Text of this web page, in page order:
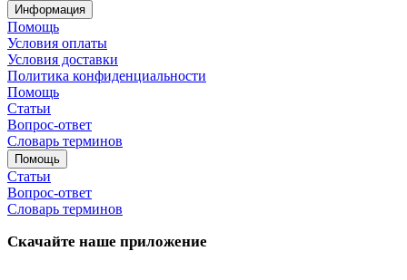
Информация
Помощь
Условия оплаты
Условия доставки
Политика конфиденциальности
Помощь
Статьи
Вопрос-ответ
Словарь терминов
Помощь
Статьи
Вопрос-ответ
Словарь терминов
Скачайте наше приложение